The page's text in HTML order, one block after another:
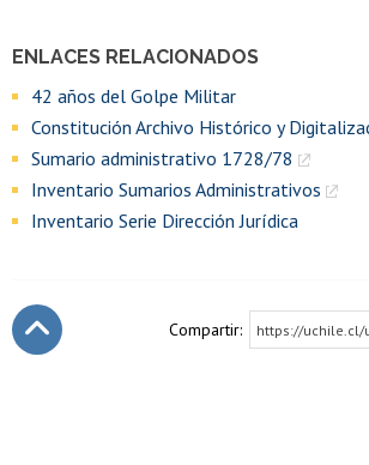
ENLACES RELACIONADOS
42 años del Golpe Militar
Constitución Archivo Histórico y
Sumario administrativo 1728/78
Inventario Sumarios Administrativos
Inventario Serie Dirección Jurídica
Compartir: https://uchile.cl/